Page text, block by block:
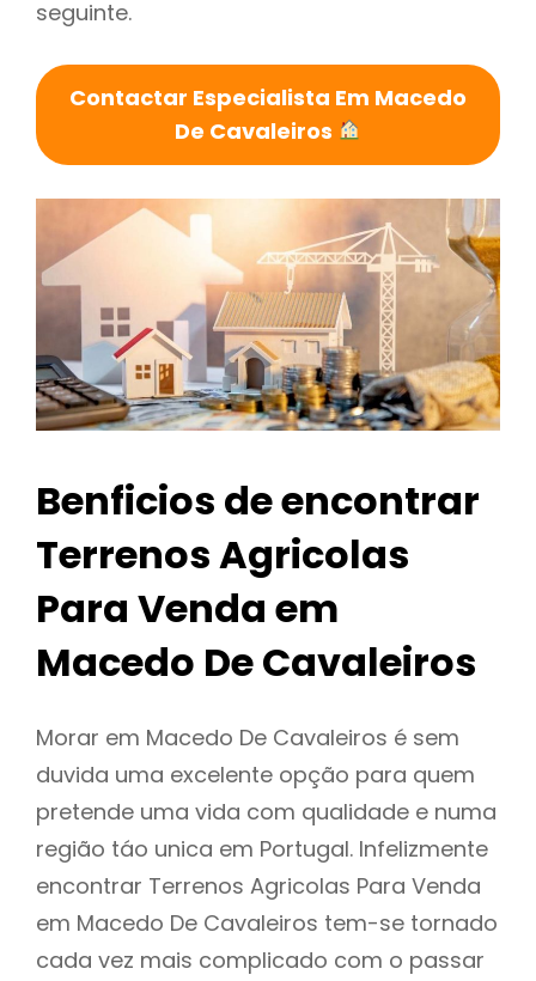
seguinte.
Contactar Especialista Em Macedo
De Cavaleiros
Benficios de encontrar
Terrenos Agricolas
Para Venda em
Macedo De Cavaleiros
Morar em Macedo De Cavaleiros é sem
duvida uma excelente opção para quem
pretende uma vida com qualidade e numa
região táo unica em Portugal. Infelizmente
encontrar Terrenos Agricolas Para Venda
em Macedo De Cavaleiros tem-se tornado
cada vez mais complicado com o passar